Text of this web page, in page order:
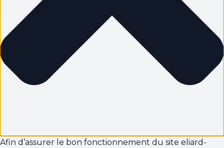
Afin d’assurer le bon fonctionnement du site eliard-